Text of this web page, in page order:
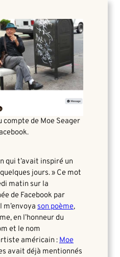
compte de Moe Seager
qui t’avait inspiré un
jours. » Ce mot
matin sur la
de Facebook par
m’envoya son poème,
en l’honneur du
et le nom
américain : Moe
avait déjà mentionnés